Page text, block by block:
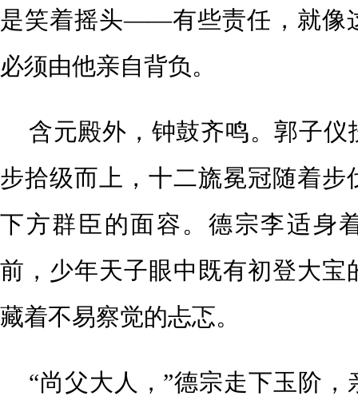
是笑着摇头——有些责任，就像
必须由他亲自背负。
含元殿外，钟鼓齐鸣。郭子仪
步拾级而上，十二旒冕冠随着步
下方群臣的面容。德宗李适身
前，少年天子眼中既有初登大宝
藏着不易察觉的忐忑。
“尚父大人，”德宗走下玉阶，